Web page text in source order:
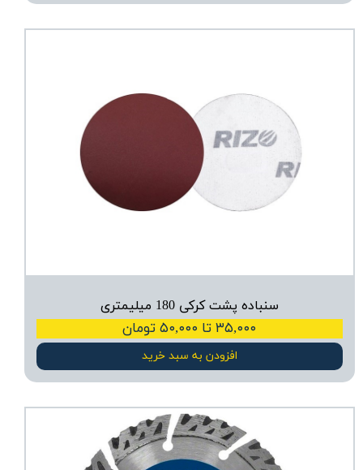
سنباده پشت کرکی 180 میلیمتری
۳۵,۰۰۰ تا ۵۰,۰۰۰ تومان
افزودن به سبد خرید